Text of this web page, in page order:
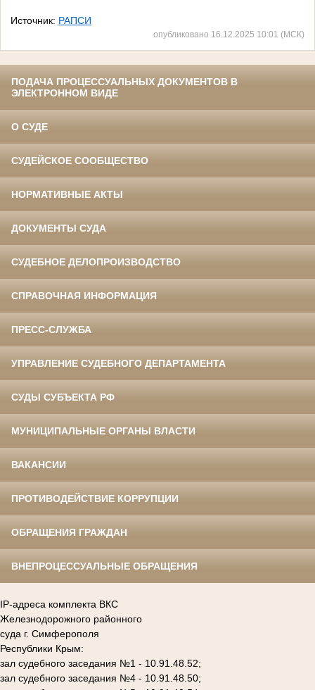
Источник: РАПСИ
опубликовано 16.12.2025 10:01 (МСК)
ПОДАЧА ПРОЦЕССУАЛЬНЫХ ДОКУМЕНТОВ В
ЭЛЕКТРОННОМ ВИДЕ
О СУДЕ
СУДЕЙСКОЕ СООБЩЕСТВО
НОРМАТИВНЫЕ АКТЫ
ДОКУМЕНТЫ СУДА
СУДЕБНОЕ ДЕЛОПРОИЗВОДСТВО
СПРАВОЧНАЯ ИНФОРМАЦИЯ
ПРЕСС-СЛУЖБА
УПРАВЛЕНИЕ СУДЕБНОГО ДЕПАРТАМЕНТА
СУДЫ СУБЪЕКТА РФ
МУНИЦИПАЛЬНЫЕ ОРГАНЫ ВЛАСТИ
ВАКАНСИИ
ПРОТИВОДЕЙСТВИЕ КОРРУПЦИИ
ОБРАЩЕНИЯ ГРАЖДАН
ВНЕПРОЦЕССУАЛЬНЫЕ ОБРАЩЕНИЯ
IP-адреса комплекта ВКС
Железнодорожного районного
суда г. Симферополя
Республики Крым:
зал судебного заседания №1 - 10.91.48.52;
зал судебного заседания №4 - 10.91.48.50;